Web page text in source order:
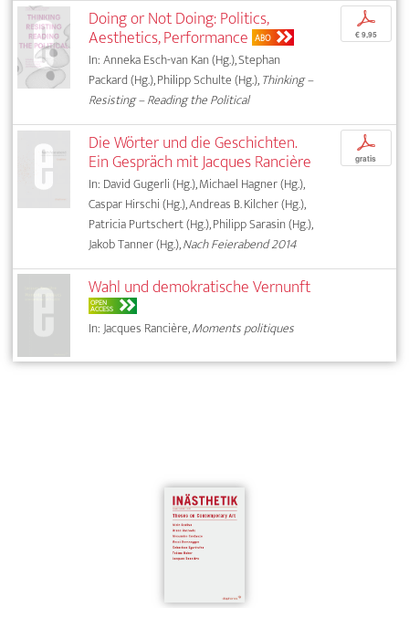
Doing or Not Doing: Politics,
Aesthetics, Performance ABO
In: Anneka Esch-van Kan (Hg.), Stephan
Packard (Hg.), Philipp Schulte (Hg.),Thinking –
Resisting – Reading the Political
p
€ 9,95
Die Wörter und die Geschichten.
Ein Gespräch mit Jacques Rancière
In: David Gugerli (Hg.), Michael Hagner (Hg.),
Caspar Hirschi (Hg.), Andreas B. Kilcher (Hg.),
Patricia Purtschert (Hg.), Philipp Sarasin (Hg.),
Jakob Tanner (Hg.),Nach Feierabend 2014
p
gratis
Wahl und demokratische Vernunft
OPEN
ACCESS
In: Jacques Rancière,Moments politiques